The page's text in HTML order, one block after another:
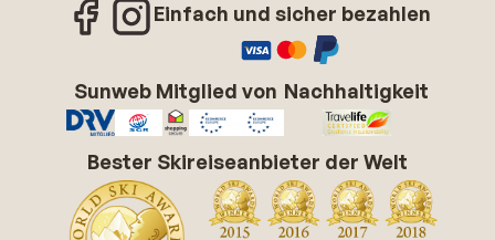
Einfach und sicher bezahlen
Sunweb Mitglied von Nachhaltigkeit
Bester Skireiseanbieter der Welt